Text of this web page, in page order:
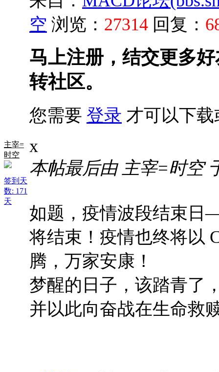
主宰=
时空
签到天
数: 171
天
空 浏览： 27314 回复：
马上注册，结交更多
转社区。
您需要 登录 才可以下
x
本帖最后由 主宰=时空
如题，疫情波段结束日
将结束！疫情也终将以
腾，万家安康！
梦醒的日子，该踏青了
并以此向奋战在生命